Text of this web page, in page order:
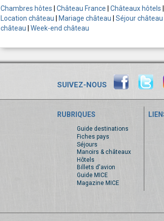
Chambres hôtes Château France Châteaux hôtels
Location château
Mariage château Séjour château
château
Week-end château
SUIVEZ-NOUS
RUBRIQUES
Guide destinations
Fiches pays
Séjours
Manoirs & châteaux
Hôtels
Billets d'avion
Guide MICE
Magazine MICE